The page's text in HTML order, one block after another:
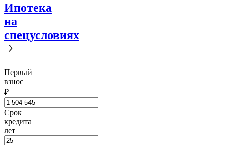
Ипотека
на
спецусловиях
Первый
взнос
₽
Срок
кредита
лет